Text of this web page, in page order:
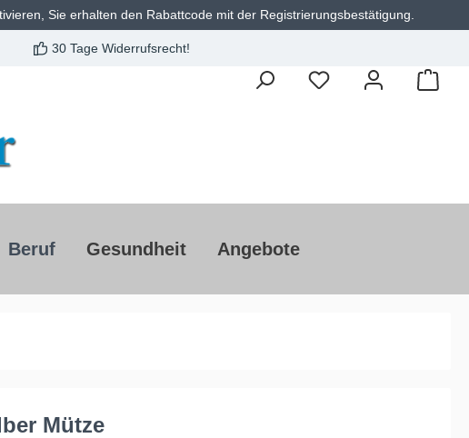
Sie erhalten den Rabattcode mit der Registrierungsbestätigung.
30 Tage Widerrufsrecht!
Beruf Gesundheit Angebote
Mütze